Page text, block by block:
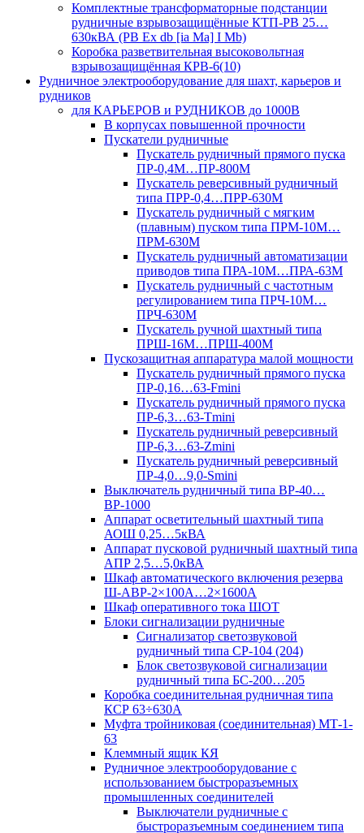
Комплектные трансформаторные подстанции
рудничные взрывозащищённые КТП-РВ 25…
630кВА (РВ Ex db [ia Ma] I Mb)
Коробка разветвительная высоковольтная
взрывозащищённая КРВ-6(10)
Рудничное электрооборудование для шахт, карьеров и
рудников
для КАРЬЕРОВ и РУДНИКОВ до 1000В
В корпусах повышенной прочности
Пускатели рудничные
Пускатель рудничный прямого пуска
ПР-0,4М…ПР-800М
Пускатель реверсивный рудничный
типа ПРР-0,4…ПРР-630М
Пускатель рудничный с мягким
(плавным) пуском типа ПРМ-10М…
ПРМ-630М
Пускатель рудничный автоматизации
приводов типа ПРА-10М…ПРА-63М
Пускатель рудничный с частотным
регулированием типа ПРЧ-10М…
ПРЧ-630М
Пускатель ручной шахтный типа
ПРШ-16М…ПРШ-400М
Пускозащитная аппаратура малой мощности
Пускатель рудничный прямого пуска
ПР-0,16…63-Fmini
Пускатель рудничный прямого пуска
ПР-6,3…63-Tmini
Пускатель рудничный реверсивный
ПР-6,3…63-Zmini
Пускатель рудничный реверсивный
ПР-4,0…9,0-Smini
Выключатель рудничный типа ВР-40…
ВР-1000
Аппарат осветительный шахтный типа
АОШ 0,25…5кВА
Аппарат пусковой рудничный шахтный типа
АПР 2,5…5,0кВА
Шкаф автоматического включения резерва
Ш-АВР-2×100А…2×1600А
Шкаф оперативного тока ШОТ
Блоки сигнализации рудничные
Сигнализатор светозвуковой
рудничный типа СР-104 (204)
Блок светозвуковой сигнализации
рудничный типа БС-200…205
Коробка соединительная рудничная типа
КСР 63÷630А
Муфта тройниковая (соединительная) МТ-1-
63
Клеммный ящик КЯ
Рудничное электрооборудование с
использованием быстроразъемных
промышленных соединителей
Выключатели рудничные с
быстроразъемным соединением типа